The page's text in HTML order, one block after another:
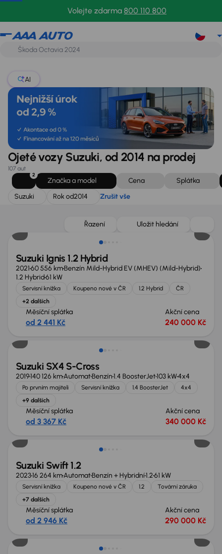
Volejte zdarma 800 110 800
Suzuki
AI
Ojeté vozy Suzuki, od 2014 na prodej
107 aut
2
Značka a model Cena
Splátka
Suzuki
Rok od2014 Zrušit vše
Řazení Uložit hledání
Možnost odpočtu DPH
Suzuki Ignis 1.2 Hybrid
202160 556 kmBenzín Mild-Hybrid EV (MHEV) (Mild-Hybrid)
1.2 Hybrid61 kW
Servisní knížka Koupeno nové v ČR 1.2 Hybrid
ČR
+2 dalších
Měsíční splátka
od 2 441 Kč
Akční cena
240 000 Kč
Nově v nabídce
Suzuki SX4 S-Cross
2019140 126 kmAutomatBenzín1.4 BoosterJet103 kW4x4
Po prvním majiteli Servisní knížka 1.4 BoosterJet
4x4
+9 dalších
Měsíční splátka
od 3 367 Kč
Akční cena
340 000 Kč
Zlevněno o 40 000 Kč
Suzuki Swift 1.2
202316 264 kmAutomatBenzín + Hybridní1.261 kW
Servisní knížka Koupeno nové v ČR 1.2
Tovární záruka
+7 dalších
Měsíční splátka
od 2 946 Kč
Akční cena
290 000 Kč
Nově v nabídce